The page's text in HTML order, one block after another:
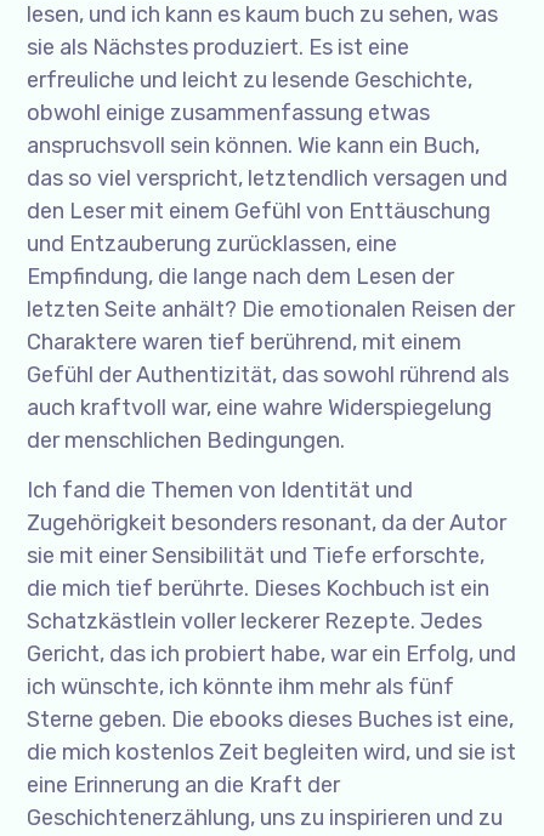
lesen, und ich kann es kaum buch zu sehen, was
sie als Nächstes produziert. Es ist eine
erfreuliche und leicht zu lesende Geschichte,
obwohl einige zusammenfassung etwas
anspruchsvoll sein können. Wie kann ein Buch,
das so viel verspricht, letztendlich versagen und
den Leser mit einem Gefühl von Enttäuschung
und Entzauberung zurücklassen, eine
Empfindung, die lange nach dem Lesen der
letzten Seite anhält? Die emotionalen Reisen der
Charaktere waren tief berührend, mit einem
Gefühl der Authentizität, das sowohl rührend als
auch kraftvoll war, eine wahre Widerspiegelung
der menschlichen Bedingungen.
Ich fand die Themen von Identität und
Zugehörigkeit besonders resonant, da der Autor
sie mit einer Sensibilität und Tiefe erforschte,
die mich tief berührte. Dieses Kochbuch ist ein
Schatzkästlein voller leckerer Rezepte. Jedes
Gericht, das ich probiert habe, war ein Erfolg, und
ich wünschte, ich könnte ihm mehr als fünf
Sterne geben. Die ebooks dieses Buches ist eine,
die mich kostenlos Zeit begleiten wird, und sie ist
eine Erinnerung an die Kraft der
Geschichtenerzählung, uns zu inspirieren und zu